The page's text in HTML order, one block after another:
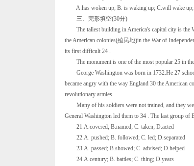
A.has woken up; B. is waking up; C.will wake up;
三、完形填空(30分)
The tallest building in America's capital city is the
the American colonies(殖民地)in the War of
its first difficult 24 .
The monument is one of the most popular 25 in
George Washington was born in 1732.He 27
became angry with the way England 30 the American
revolutionary armies.
Many of his soldiers were not trained, and they
General Washington led them to 34 . The last group
21.A.covered; B.named; C. taken; D.acted
22.A. pushed; B. followed; C. led; D.separated
23.A. passed; B.showed; C. advised; D.helped
24.A.century; B. battles; C. thing; D.years